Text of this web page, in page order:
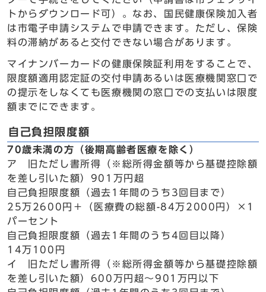
トからダウンロード可）。なお、国民健康保険加入者
は市電子申請システムで申請できます。ただし、保険
料の滞納があると交付できない場合があります。
マイナンバーカードの健康保険証利用をすることで、
限度額適用認定証の交付申請あるいは医療機関窓口で
の提示をしなくても医療機関の窓口での支払いは限度
額までにできます。
自己負担限度額
70歳未満の方（後期高齢者医療を除く）
ア 旧ただし書所得（※総所得金額等から基礎控除額
を差し引いた額）901万円超
自己負担限度額（過去1年間のうち3回目まで）
25万2600円＋（医療費の総額-84万2000円）×1
パーセント
自己負担限度額（過去1年間のうち4回目以降）
14万100円
イ 旧ただし書所得（※総所得金額等から基礎控除額
を差し引いた額）600万円超～901万円以下